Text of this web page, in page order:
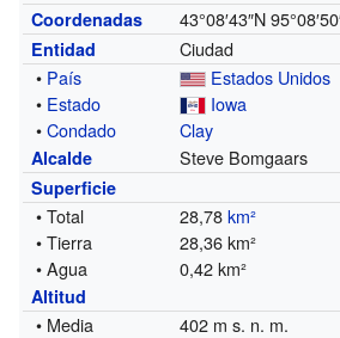
Coordenadas 43°08′43″N
Entidad
Ciudad
• País
Estados Unidos
• Estado
Iowa
•Condado Clay
Alcalde Steve Bomgaars
Superficie
• Total 28,78km²
• Tierra
28,36 km²
• Agua
0,42 km²
Altitud
• Media 402 m s. n. m.